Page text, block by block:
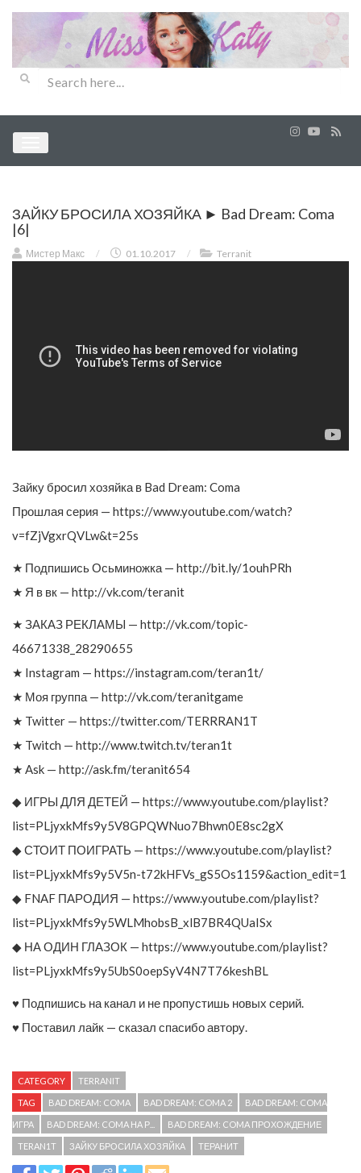
ЗАЙКУ БРОСИЛА ХОЗЯЙКА ► Bad Dream: Coma
|6|
Мистер Макс / 01.10.2017 / Terranit
Зайку бросил хозяйка в Bad Dream: Coma
Прошлая серия — https://www.youtube.com/watch?
v=fZjVgxrQVLw&t=25s
★ Подпишись Осьминожка — http://bit.ly/1ouhPRh
★ Я в вк — http://vk.com/teranit
★ ЗАКАЗ РЕКЛАМЫ — http://vk.com/topic-
46671338_28290655
★ Instagram — https://instagram.com/teran1t/
★ Моя группа — http://vk.com/teranitgame
★ Twitter — https://twitter.com/TERRRAN1T
★ Twitch — http://www.twitch.tv/teran1t
★ Ask — http://ask.fm/teranit654
◆ ИГРЫ ДЛЯ ДЕТЕЙ — https://www.youtube.com/playlist?
list=PLjyxkMfs9y5V8GPQWNuo7Bhwn0E8sc2gX
◆ СТОИТ ПОИГРАТЬ — https://www.youtube.com/playlist?
list=PLjyxkMfs9y5V5n-t72kHFVs_gS5Os1159&action_edit=1
◆ FNAF ПАРОДИЯ — https://www.youtube.com/playlist?
list=PLjyxkMfs9y5WLMhobsB_xlB7BR4QUaISx
◆ НА ОДИН ГЛАЗОК — https://www.youtube.com/playlist?
list=PLjyxkMfs9y5UbS0oepSyV4N7T76keshBL
♥ Подпишись на канал и не пропустишь новых серий.
♥ Поставил лайк — сказал спасибо автору.
CATEGORY TERRANIT
TAG BAD DREAM: COMA BAD DREAM: COMA 2 BAD DREAM: COMA
ИГРА BAD DREAM: COMA НА Р... BAD DREAM: COMA ПРОХОЖДЕНИЕ
TERAN1T ЗАЙКУ БРОСИЛА ХОЗЯЙКА ТЕРАНИТ